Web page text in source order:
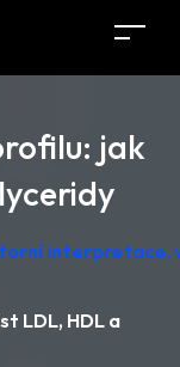
jak
interpretace,
LDL, HDL a